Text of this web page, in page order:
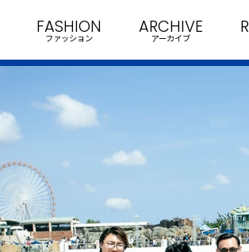
FASHION
ファッション
ARCHIVE
アーカイブ